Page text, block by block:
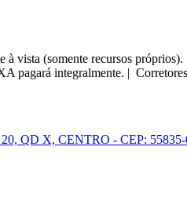
à vista (somente recursos próprios).
pagará integralmente. |
QD X, CENTRO - CEP: